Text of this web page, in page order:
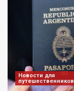
Новости для
путешественников